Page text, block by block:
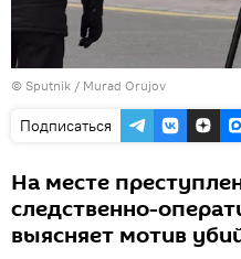
© Sputnik / Murad Orujov
Подписаться
На месте
следственно-
выясняет мотив